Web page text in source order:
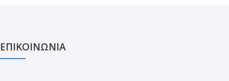
ΕΠΙΚΟΙΝΩΝΙΑ